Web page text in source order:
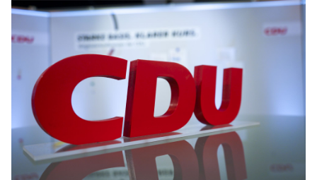
LANDESFACHAUSSCHÜSSE
SATZUNG
PARTEIGESCHICHTE
PARTEIGERICHT
IM LANDTAG
IN DER LANDESREGIERUNG
IM BUNDESTAG
IM EUROPÄISCHEN PARLAMENT